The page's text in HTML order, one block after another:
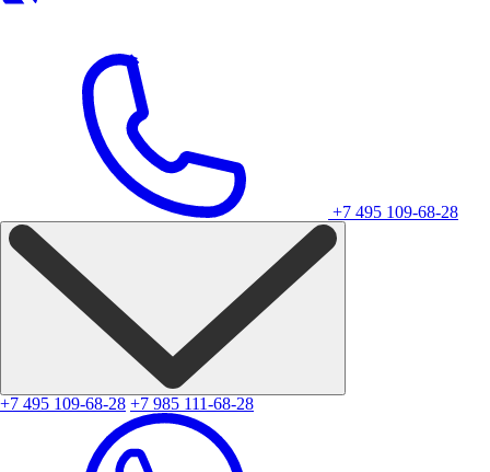
+7 495 109-68-28
+7 495 109-68-28 +7 985 111-68-28